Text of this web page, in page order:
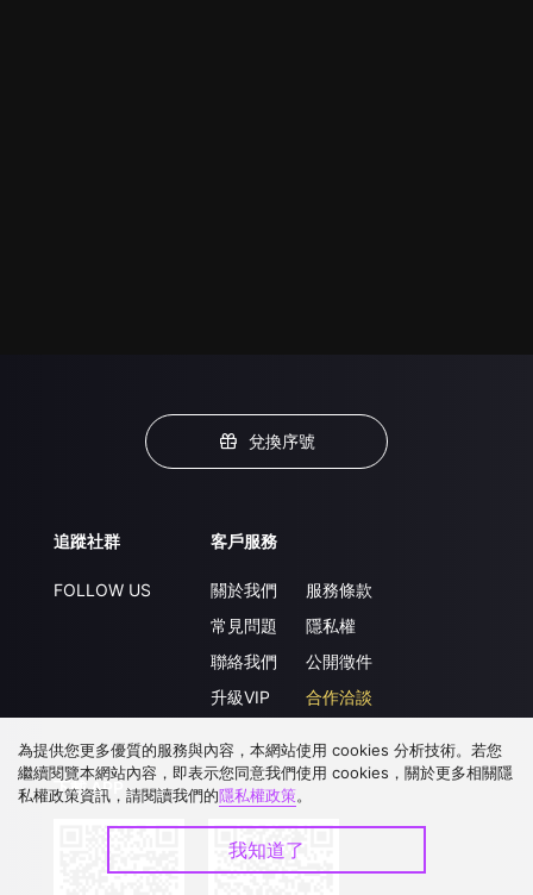
兌換序號
追蹤社群
FOLLOW US
客戶服務
關於我們
常見問題
聯絡我們
升級VIP
服務條款
隱私權
公開徵件
合作洽談
下載 APP
為提供您更多優質的服務與內容，本網站使用 cookies 分析技術。若您
繼續閱覽本網站內容，即表示您同意我們使用 cookies，關於更多相關隱
私權政策資訊，請閱讀我們的隱私權政策。
我知道了